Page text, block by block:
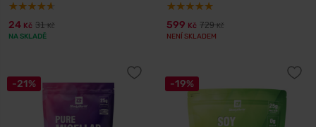
24 Kč 31Kč
NA SKLADĚ
599 Kč 729Kč
NENÍ SKLADEM
-21% -19%